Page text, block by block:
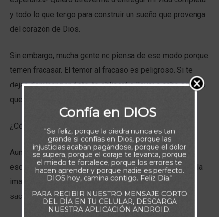
y todo lo que tengo para construir un sueño que provenga
del corazón de Dios.
Sin embargo, mucha gente no piensa de ese modo porque
temen fracasar. El temor al fracaso es peligroso. Si te
dejas dominar por éste, te obligará a llevar a cabo aquello
que inevitablemente garantizará tu fracaso.
¿Cómo puedes contrarrestar el temor al fracaso?
Aumenta tu esperanza. Siéntate a solas con Dios y
escúchalo. Medita en las promesas bíblicas hasta que la
imagen sea tan clara en tu interior que nada pueda
sacudirla.
Confía en DIOS
"Se feliz, porque la piedra nunca es tan
grande si confías en Dios, porque las
injusticias acaban pagándose, porque el dolor
se supera, porque el coraje te levanta, porque
el miedo te fortalece, porque los errores te
hacen aprender y porque nadie es perfecto.
DIOS hoy, camina contigo. Feliz Día."
PARA RECIBIR NUESTRO MENSAJE CORTO
DEL DÍA EN TU CELULAR, DESCARGA
NUESTRA APLICACIÓN ANDROID.